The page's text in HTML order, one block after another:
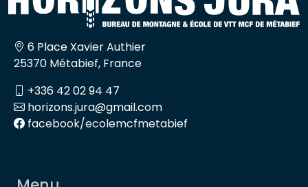
6 Place Xavier Authier
25370 Métabief, France
+336 42 02 94 47
horizons.jura@gmail.com
facebook/ecolemcfmetabief